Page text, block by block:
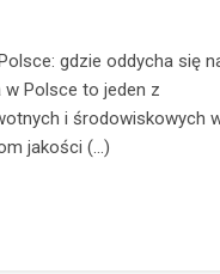
gdzie oddycha się
Polsce to jeden z
i środowiskowych
jakości (...)